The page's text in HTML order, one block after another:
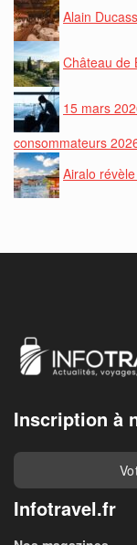
Alain
Château de
15 mars
consommateurs
Airalo
Inscription à
Infotravel.fr